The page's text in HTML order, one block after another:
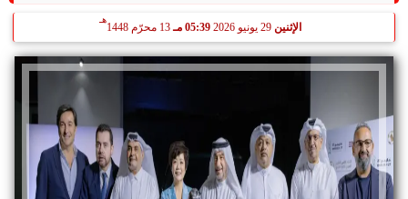
الإثنين 05:39 مـ 13 محرّم 1448
هـ